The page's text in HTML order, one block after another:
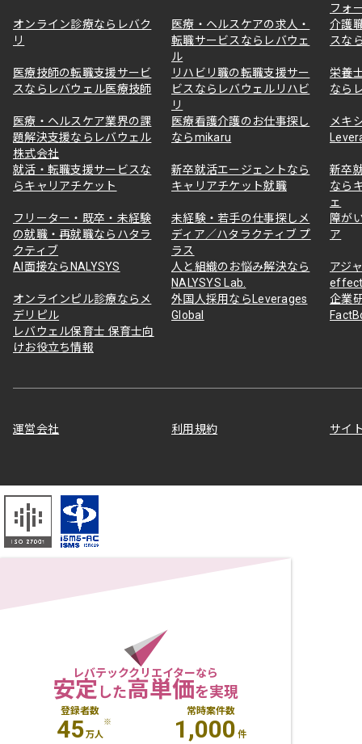
フォ
オンライン診療ならレバク
リ
医療・ヘルスケアの求人・
転職サービスならレバウェ
ル
介護
スな
医療技師の転職支援サービ
スならレバウェル医療技師
リハビリ職の転職支援サー
ビスならレバウェルリハビ
リ
栄養
なら
医療・ヘルスケア業界の課
題解決支援ならレバウェル
株式会社
医療看護介護のお仕事探し
ならmikaru
メキ
就活・転職支援サービスな
らキャリアチケット
新卒就活エージェントなら
キャリアチケット就職
新卒
なら
ェ
フリーター・既卒・未経験
の就職・再就職ならハタラ
クティブ
未経験・若手の仕事探しメ
ディア／ハタラクティブ プ
ラス
障が
ア
AI面接ならNALYSYS
人と組織のお悩み解決なら
NALYSYS Lab.
アジ
オンラインピル診療ならメ
デリピル
外国人採用ならLeverages
Global
企業
レバウェル保育士 保育士向
けお役立ち情報
運営会社 利用規約 サイ
レバテッククリエイターなら
安定した高単価を実現
登録者数
45万人
※
常時案件数
1,000 件